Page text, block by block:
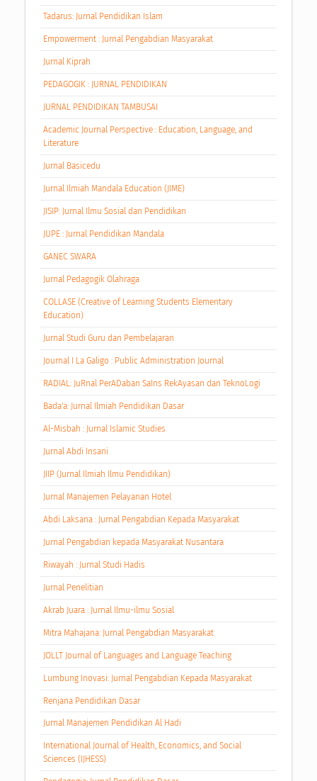
Tadarus: Jurnal Pendidikan Islam
Empowerment : Jurnal Pengabdian Masyarakat
Jurnal Kiprah
PEDAGOGIK : JURNAL PENDIDIKAN
JURNAL PENDIDIKAN TAMBUSAI
Academic Journal Perspective : Education, Language, and
Literature
Jurnal Basicedu
Jurnal Ilmiah Mandala Education (JIME)
JISIP: Jurnal Ilmu Sosial dan Pendidikan
JUPE : Jurnal Pendidikan Mandala
GANEC SWARA
Jurnal Pedagogik Olahraga
COLLASE (Creative of Learning Students Elementary
Education)
Jurnal Studi Guru dan Pembelajaran
Journal I La Galigo : Public Administration Journal
RADIAL: JuRnal PerADaban SaIns RekAyasan dan TeknoLogi
Bada'a: Jurnal Ilmiah Pendidikan Dasar
Al-Misbah : Jurnal Islamic Studies
Jurnal Abdi Insani
JIIP (Jurnal Ilmiah Ilmu Pendidikan)
Jurnal Manajemen Pelayanan Hotel
Abdi Laksana : Jurnal Pengabdian Kepada Masyarakat
Jurnal Pengabdian kepada Masyarakat Nusantara
Riwayah : Jurnal Studi Hadis
Jurnal Penelitian
Akrab Juara : Jurnal Ilmu-ilmu Sosial
Mitra Mahajana: Jurnal Pengabdian Masyarakat
JOLLT Journal of Languages and Language Teaching
Lumbung Inovasi: Jurnal Pengabdian Kepada Masyarakat
Renjana Pendidikan Dasar
Jurnal Manajemen Pendidikan Al Hadi
International Journal of Health, Economics, and Social
Sciences (IJHESS)